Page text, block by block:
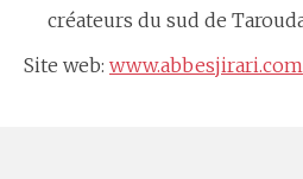
créateurs du sud de
Site web: www.abbesjirari.com